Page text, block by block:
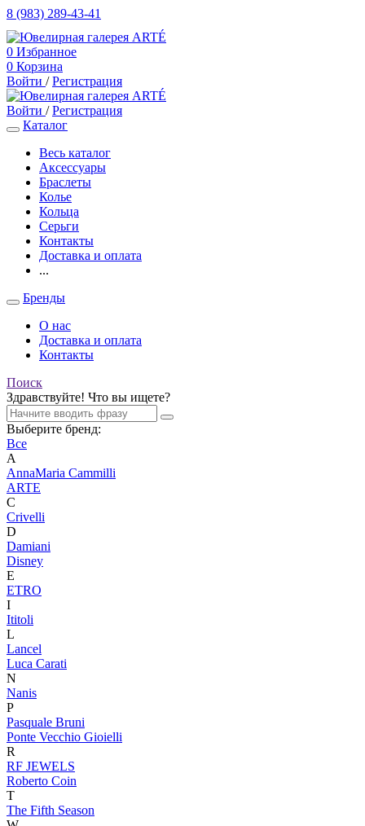
8 (983) 289-43-41
0 Избранное
0 Корзина
Войти / Регистрация
Войти / Регистрация
Каталог
Весь каталог
Аксессуары
Браслеты
Колье
Кольца
Серьги
Контакты
Доставка и оплата
...
Бренды
О нас
Доставка и оплата
Контакты
Поиск
Здравствуйте! Что вы ищете?
Выберите бренд:
Все
A
AnnaMaria Cammilli
ARTE
C
Crivelli
D
Damiani
Disney
E
ETRO
I
Ititoli
L
Lancel
Luca Carati
N
Nanis
P
Pasquale Bruni
Ponte Vecchio Gioielli
R
RF JEWELS
Roberto Coin
T
The Fifth Season